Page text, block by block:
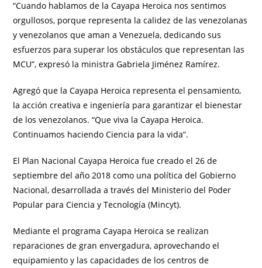
“Cuando hablamos de la Cayapa Heroica nos sentimos
orgullosos, porque representa la calidez de las venezolanas
y venezolanos que aman a Venezuela, dedicando sus
esfuerzos para superar los obstáculos que representan las
MCU”, expresó la ministra Gabriela Jiménez Ramírez.
Agregó que la Cayapa Heroica representa el pensamiento,
la acción creativa e ingeniería para garantizar el bienestar
de los venezolanos. “Que viva la Cayapa Heroica.
Continuamos haciendo Ciencia para la vida”.
El Plan Nacional Cayapa Heroica fue creado el 26 de
septiembre del año 2018 como una política del Gobierno
Nacional, desarrollada a través del Ministerio del Poder
Popular para Ciencia y Tecnología (Mincyt).
Mediante el programa Cayapa Heroica se realizan
reparaciones de gran envergadura, aprovechando el
equipamiento y las capacidades de los centros de